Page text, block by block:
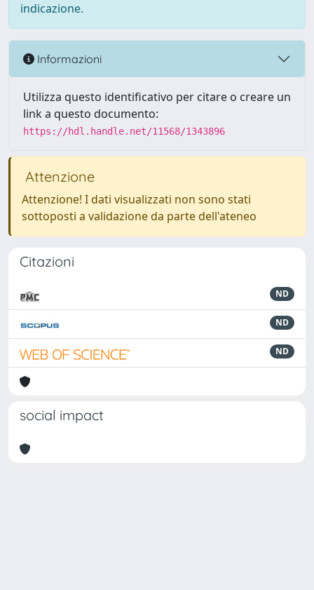
indicazione.
Informazioni
Utilizza questo identificativo per citare o creare un
link a questo documento:
https://hdl.handle.net/11568/1343896
Attenzione
Attenzione! I dati visualizzati non sono stati
sottoposti a validazione da parte dell'ateneo
Citazioni
ND
ND
ND
social impact